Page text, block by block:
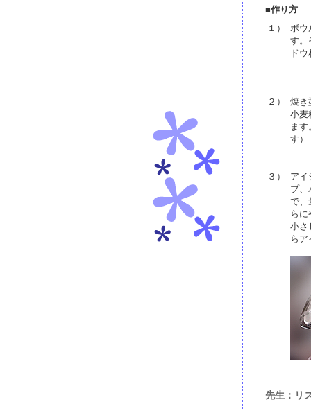
■作り方
１）
ボウ
す。
ド
２）
焼き
小麦
ま
す）
３）
アイ
プ、
で、
ら
小さ
ら
先生：リ